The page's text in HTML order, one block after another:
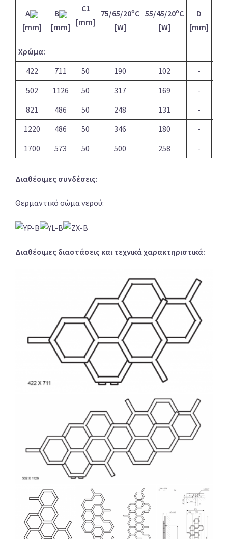
A
[mm]
B
[mm]
C1
[mm]
75/65/20oC
[W]
55/45/20oC
[W]
D
[mm]
Χρώμα:
422
711 50 190 102 -
502
1126 50 317 169 -
821
486 50 248 131 -
1220
486 50 346 180 -
1700
573 50 500 258 -
Διαθέσιμες συνδέσεις:
Θερμαντικό σώμα νερού:
Διαθέσιμες διαστάσεις και τεχνικά χαρακτηριστικά: